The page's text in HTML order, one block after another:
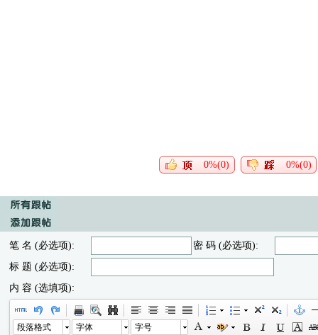
0%(0) 0%(0)
笔 名 (必选项):
密 码 (必选项):
标 题 (必选项):
内 容 (选填项):
段落格式 字体 字号